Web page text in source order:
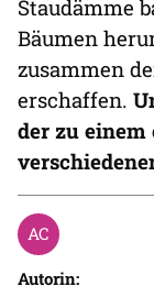
Staudämme
Bäumen
zusammen
erschaffen.
der zu einem
Autorin: